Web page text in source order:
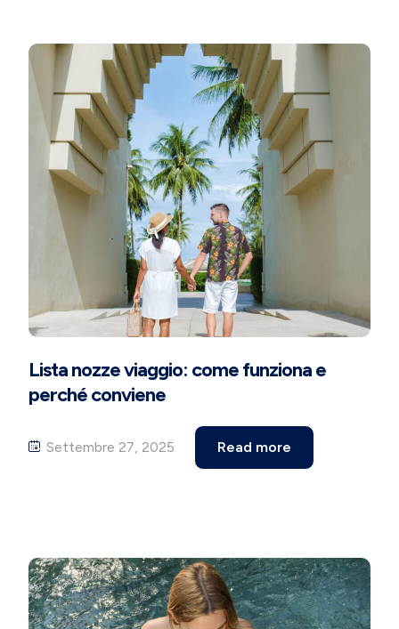
Lista nozze viaggio: come funziona e
perché conviene
Settembre 27, 2025 Read more